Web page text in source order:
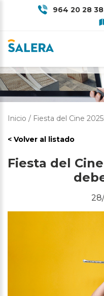
964 20 28 38
FIESTA DEL
QUE DEBES
Inicio / Fiesta del Cine
< Volver al listado
Fiesta del